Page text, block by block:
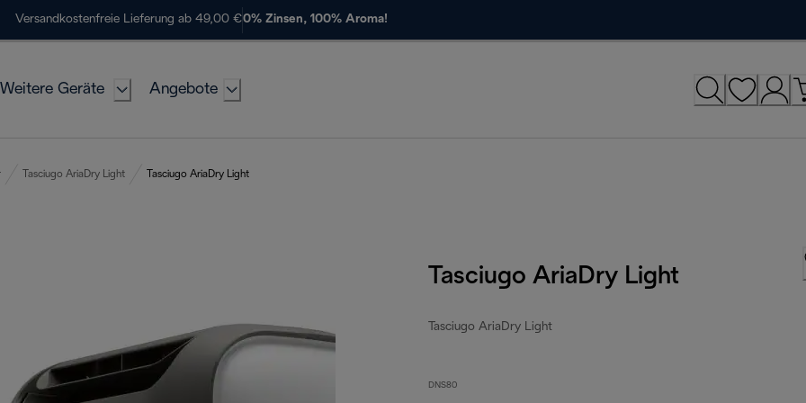
Versandkostenfreie Lieferung ab 49,00 €0% Zinsen, 100% Aroma!
Weitere Geräte Angebote
Tasciugo AriaDry Light Tasciugo AriaDry Light
Tasciugo AriaDry Light
Tasciugo AriaDry Light
DNS80